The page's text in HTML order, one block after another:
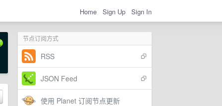
Home Sign Up Sign In
节点订阅方式
RSS
JSON Feed
使用 Planet 订阅节点更新